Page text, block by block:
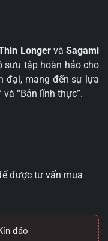
LongervàSagami
sưu tập hoàn hảo cho
đại, mang đến sự lựa
“Bản lĩnh thực”.
được tư vấn mua
đáo